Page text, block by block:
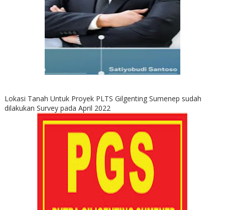
Lokasi Tanah Untuk Proyek PLTS Gilgenting Sumenep sudah
dilakukan Survey pada April 2022